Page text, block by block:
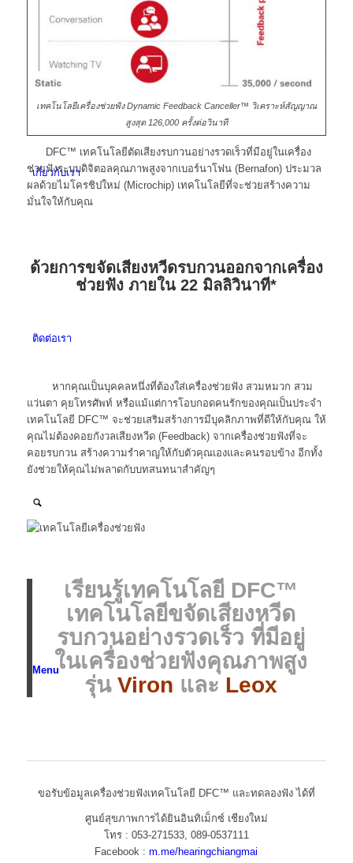
เกี่ยวกับเรา
ติดต่อเรา
Menu
เทคโนโลยีเครื่องช่วยฟัง Dynamic Feedback Canceller™ วิเคราะห์สัญญาณ
สูงสุด 126,000 ครั้งต่อวินาที
DFC™ เทคโนโลยีตัดเสียงรบกวนอย่างรวดเร็วที่มีอยู่ในเครื่อง
ช่วยฟังระบบดิจิตอลคุณภาพสูงจากเบอร์นาโฟน (Bernafon) ประมวล
ผลด้วยไมโครชิปใหม่ (Microchip) เทคโนโลยีที่จะช่วยสร้างความ
มั่นใจให้กับคุณ
ด้วยการขจัดเสียงหวีดรบกวนออกจากเครื่อง
ช่วยฟัง ภายใน 22 มิลลิวินาที*
หากคุณเป็นบุคคลหนึ่งที่ต้องใส่เครื่องช่วยฟัง สวมหมวก สวม
แว่นตา คุยโทรศัพท์ หรือแม้แต่การโอบกอดคนรักของคุณเป็นประจำ
เทคโนโลยี DFC™ จะช่วยเสริมสร้างการมีบุคลิกภาพที่ดีให้กับคุณ ให้
คุณไม่ต้องคอยกังวลเสียงหวีด (Feedback) จากเครื่องช่วยฟังที่จะ
คอยรบกวน สร้างความรำคาญให้กับตัวคุณเองและคนรอบข้าง อีกทั้ง
ยังช่วยให้คุณไม่พลาดกับบทสนทนาสำคัญๆ
เรียนรู้เทคโนโลยี DFC™
เทคโนโลยีขจัดเสียงหวีด
รบกวนอย่างรวดเร็ว ที่มีอยู่
ในเครื่องช่วยฟังคุณภาพสูง
รุ่น Viron และ Leox
ขอรับข้อมูลเครื่องช่วยฟังเทคโนโลยี DFC™ และทดลองฟัง ได้ที่
ศูนย์สุขภาพการได้ยินอินทิเม็กซ์ เชียงใหม่
โทร : 053-271533, 089-0537111
Facebook :m.me/hearingchiangmai